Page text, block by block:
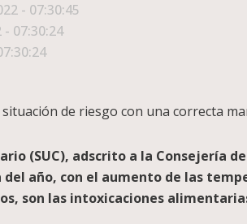
- 07:30:45
07:30:24
de riesgo con una correcta
(SUC), adscrito a la Consejería
del año, con el aumento de las
son las intoxicaciones